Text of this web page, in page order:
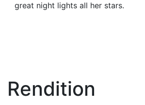
great night lights all her stars.
Rendition